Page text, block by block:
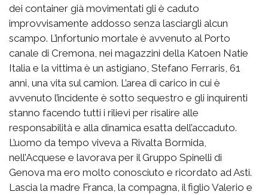
dei container già movimentati gli è caduto
improvvisamente addosso senza lasciargli alcun
scampo. L’infortunio mortale è avvenuto al Porto
canale di Cremona, nei magazzini della Katoen Natie
Italia e la vittima è un astigiano, Stefano Ferraris, 61
anni, una vita sul camion. L’area di carico in cui è
avvenuto l’incidente è sotto sequestro e gli inquirenti
stanno facendo tutti i rilievi per risalire alle
responsabilità e alla dinamica esatta dell’accaduto.
L’uomo da tempo viveva a Rivalta Bormida,
nell’Acquese e lavorava per il Gruppo Spinelli di
Genova ma ero molto conosciuto e ricordato ad Asti.
Lascia la madre Franca, la compagna, il figlio Valerio e